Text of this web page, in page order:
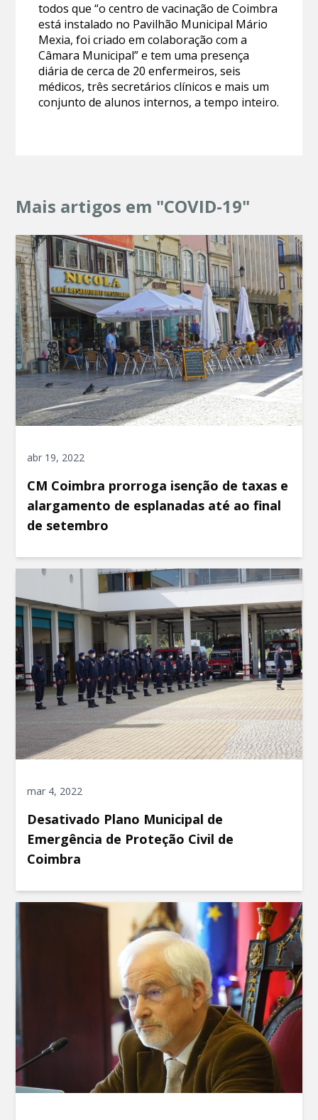
todos que “o centro de vacinação de Coimbra
está instalado no Pavilhão Municipal Mário
Mexia, foi criado em colaboração com a
Câmara Municipal” e tem uma presença
diária de cerca de 20 enfermeiros, seis
médicos, três secretários clínicos e mais um
conjunto de alunos internos, a tempo inteiro.
Mais artigos em "COVID-19"
abr 19, 2022
CM Coimbra prorroga isenção de taxas e
alargamento de esplanadas até ao final
de setembro
mar 4, 2022
Desativado Plano Municipal de
Emergência de Proteção Civil de
Coimbra